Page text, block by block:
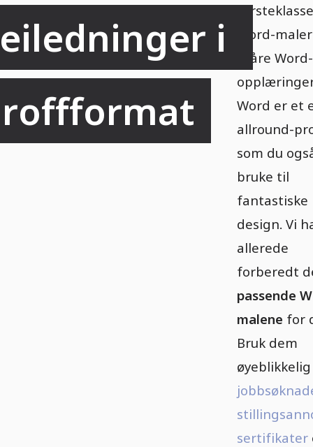
i
Word-
i våre Word-
Word er et
allround-
som du
bruke til
fantastiske
design. Vi
allerede
forberedt
passende
malene for
Bruk dem
sertifikater